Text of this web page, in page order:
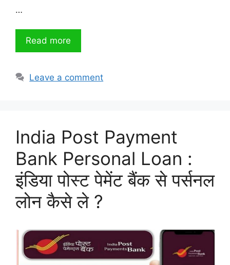
…
Read more
Leave a comment
India Post Payment
Bank Personal Loan :
इंडिया पोस्ट पेमेंट बैंक से पर्सनल
लोन कैसे ले ?